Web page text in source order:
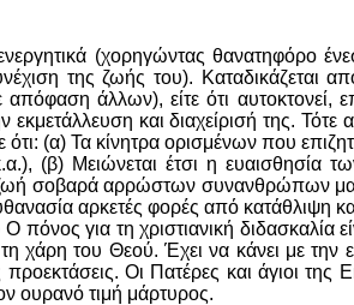
(χορηγώντας θανατηφόρο
της ζωής του). Καταδικάζεται
άλλων), είτε ότι αυτοκτονεί,
και διαχείρισή της. Τότε
(α) Τα κίνητρα ορισμένων που
(β) Μειώνεται έτσι η ευαισθησία
ζωή σοβαρά αρρώστων συνανθρώπων
αρκετές φορές από κατάθλιψη
για τη χριστιανική διδασκαλία
χάρη του Θεού. Έχει να κάνει με
Οι Πατέρες και άγιοι της
ουρανό τιμή μάρτυρος.